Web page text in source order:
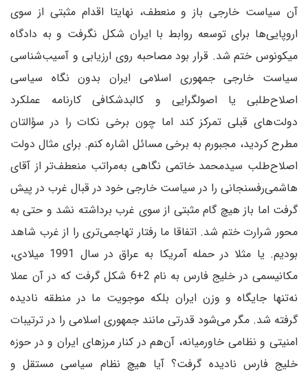
آن سیاست خارجی باز و منعطف، نهایتا اقدام مثبتی از سوی
اروپایی‌ها برای توسعه روابط با ایران شکل نگرفت و به دادگاه
میکونوس ختم شد. قرار بود مصاحبه روی ارزیابی و آسیب‌شناسی
سیاست خارجی جمهوری اسلامی ایران بدون نگاه سیاسی
اصلاح‌طلبی یا اصولگرایی و کالبدشکافی کارنامه عملکرد
دولت‌های قبلی تمرکز کند اما چون برخی نکات را در سؤالتان
مطرح کردید، مجبورم به برخی مسائل اشاره کنم. برای مثال دولت
اصلاح‌طلب سیدمحمد خاتمی نگاهی به‌مراتب منعطف‌تر از آقای
هاشمی‌رفسنجانی را در سیاست خارجی خود در قبال غرب در پیش
گرفت‌ اما باز هیچ گام مثبتی از سوی غرب برداشته نشد و حتی به
محور شرارت ختم شد. اتفاقا ما رفتار تهاجمی‌تری را از غرب شاهد
بودیم. یا مثلا در حمله آمریکا به عراق در سال 1991 میلادی،
مکانیسمی در خلیج فارس به نام 2+6 شکل گرفت که در آن عملا
نه‌تنها جایگاه و وزن ایران‌ بلکه موجویت ما در منطقه نادیده
گرفته شد. مگر می‌شود قدرتی مانند جمهوری اسلامی را در ترتیبات
امنیتی و نظامی خاورمیانه، آن‌هم در کنار مرزهای ایران و در حوزه
خلیج فارس نادیده گرفت؟ آیا هیچ نظام سیاسی مستقل و